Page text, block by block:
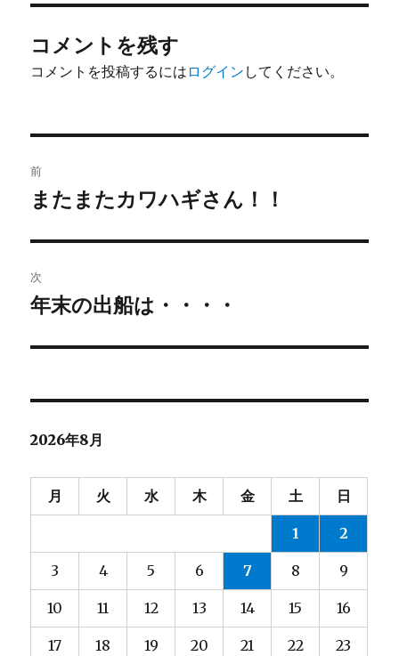
コメントを残す
コメントを投稿するには ログイン してください。
稿
ビ
ゲ
ー
ン
前
前
投
稿:
またまたカワハギさん！！
次
次
投
年末の出船は・・・・
2026年8月
月 火 水 木 金 土 日
1 2
3 4 5 6 7 8 9
10 11 12 13 14 15 16
17 18 19 20 21 22 23